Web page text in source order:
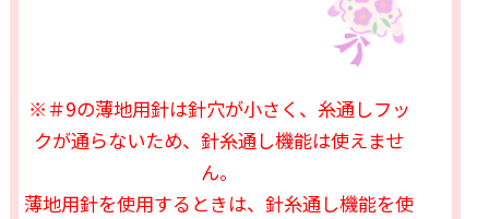
※＃9の薄地用針は針穴が小さく、糸通しフッ
クが通らないため、針糸通し機能は使えませ
ん。
薄地用針を使用するときは、針糸通し機能を使